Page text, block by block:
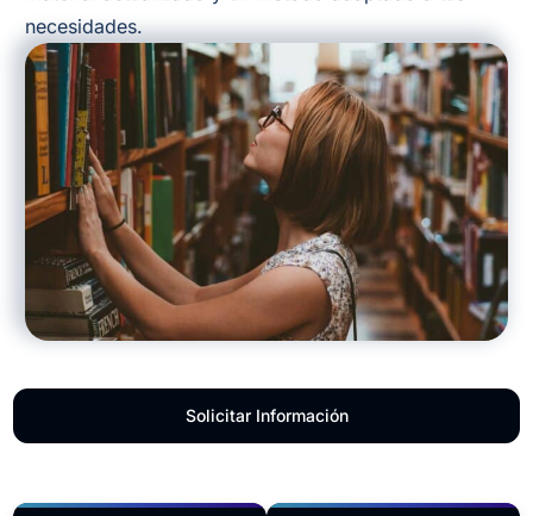
necesidades.
Solicitar Información